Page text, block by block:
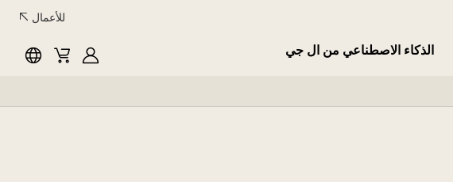
للأعمال
الذكاء الاصطناعي من ال جي
MyLG
Cart